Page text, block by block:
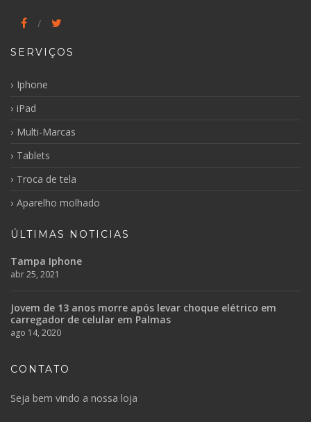
SERVIÇOS
Iphone
iPad
Multi-Marcas
Tablets
Troca de tela
Aparelho molhado
ÚLTIMAS NOTICIAS
Tampa Iphone
abr 25, 2021
Jovem de 13 anos morre após levar choque elétrico em
carregador de celular em Palmas
ago 14, 2020
CONTATO
Seja bem vindo a nossa loja